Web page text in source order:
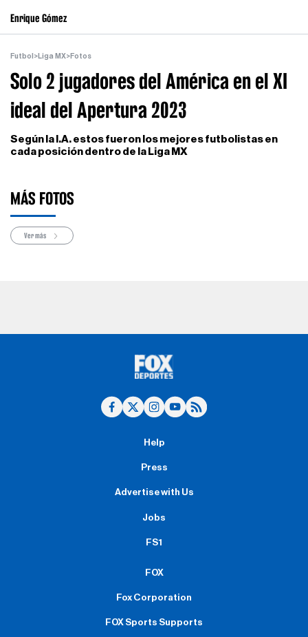
Enrique Gómez
Futbol >Liga MX>Fotos
Solo 2 jugadores del América en el XI
ideal del Apertura 2023
Según la I.A. estos fueron los mejores futbolistas en
cada posición dentro de la Liga MX
MÁS FOTOS
Ver más
Help
Press
Advertise with Us
Jobs
FS1
FOX
Fox Corporation
FOX Sports Supports